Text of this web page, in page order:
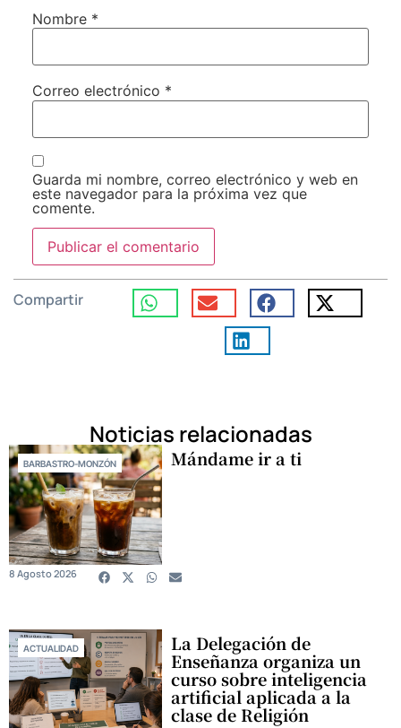
Nombre *
Correo electrónico *
Guarda mi nombre, correo electrónico y web en
este navegador para la próxima vez que
comente.
Compartir
Noticias relacionadas
BARBASTRO-MONZÓN Mándame ir a ti
8 Agosto 2026
ACTUALIDAD La Delegación de
Enseñanza organiza un
curso sobre inteligencia
artificial aplicada a la
clase de Religión